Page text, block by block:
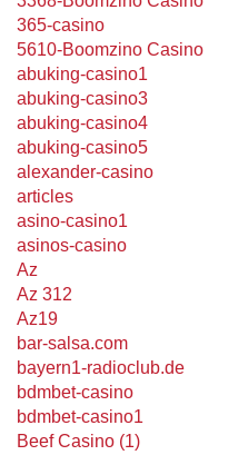
365-casino
5610-Boomzino Casino
abuking-casino1
abuking-casino3
abuking-casino4
abuking-casino5
alexander-casino
articles
asino-casino1
asinos-casino
Az
Az 312
Az19
bar-salsa.com
bayern1-radioclub.de
bdmbet-casino
bdmbet-casino1
Beef Casino (1)